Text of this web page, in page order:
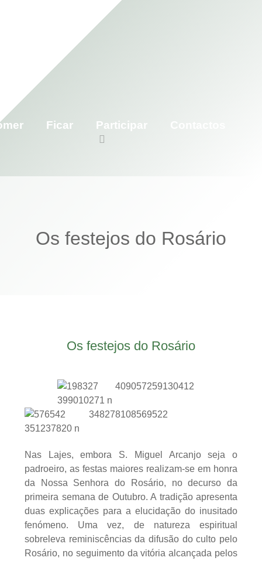
Ficar Participar
Os festejos do Rosário
Os festejos do Rosário
Nas Lajes, embora S. Miguel Arcanjo seja o
padroeiro, as festas maiores realizam-se em honra
da Nossa Senhora do Rosário, no decurso da
primeira semana de Outubro. A tradição apresenta
duas explicações para a elucidação do inusitado
fenómeno. Uma vez, de natureza espiritual
sobreleva reminiscências da difusão do culto pelo
Rosário, no seguimento da vitória alcançada pelos